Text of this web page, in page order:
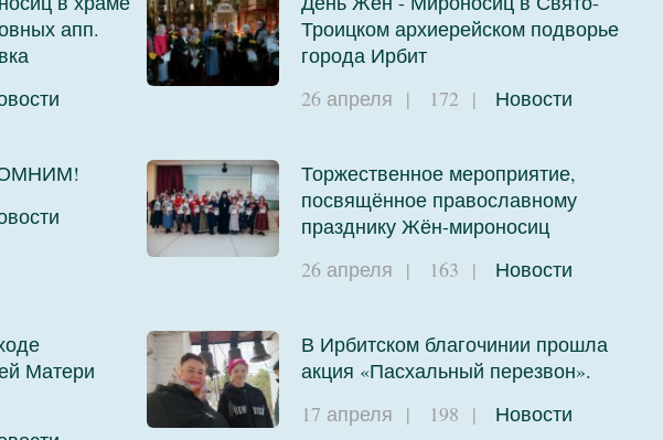
апп.
Троицком архиерейском подворье
города Ирбит
26 апреля | 172 | Новости
Торжественное мероприятие,
посвящённое православному
празднику Жён-мироносиц
26 апреля | 163 | Новости
Матери
В Ирбитском благочинии прошла
акция «Пасхальный перезвон».
17 апреля | 198 | Новости